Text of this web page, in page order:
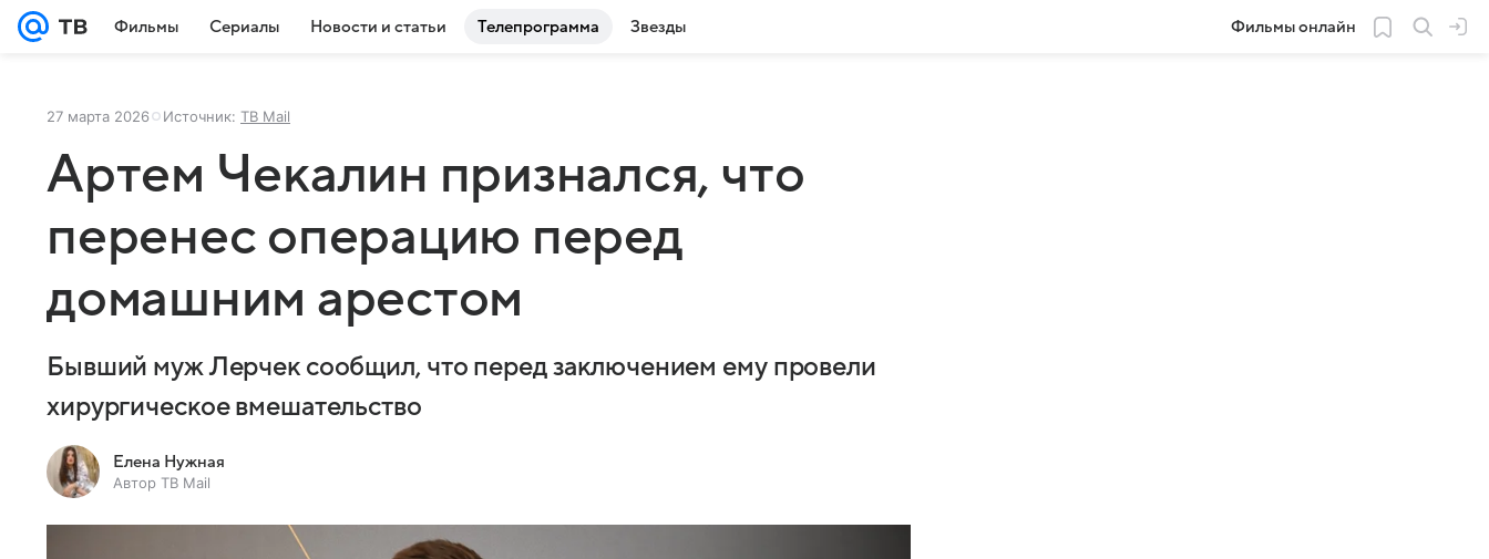
Фильмы Сериалы Новости и статьи Телепрограмма Звезды Фильмы онлайн
27 марта 2026 Источник: ТВ Mail
Артем Чекалин признался, что
перенес операцию перед
домашним арестом
Бывший муж Лерчек сообщил, что перед заключением ему провели
хирургическое вмешательство
Елена Нужная
Автор ТВ Mail